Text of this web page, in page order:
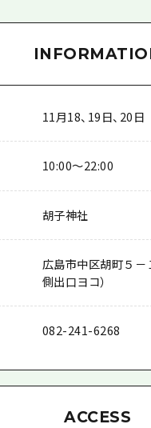
11月18、19日、20日
10:00～22:00
胡子神社
広島市中区胡町５－
側出口ヨコ）
082-241-6268
ACCESS